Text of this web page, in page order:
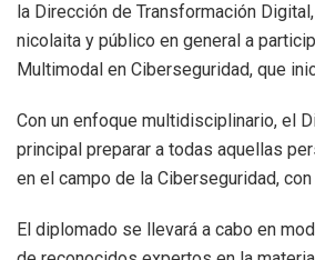
la Dirección de Transformación
nicolaita y público en general a
Multimodal en Ciberseguridad, que
Con un enfoque multidisciplinario, el
principal preparar a todas aquellas
en el campo de la Ciberseguridad,
El diplomado se llevará a cabo en